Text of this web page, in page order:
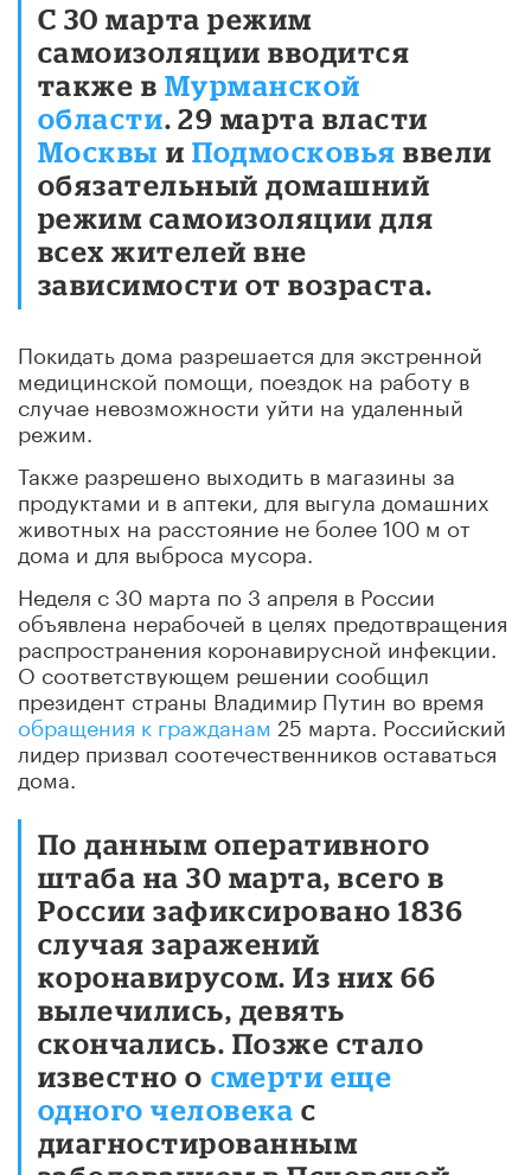
С 30 марта режим
самоизоляции вводится
также в Мурманской
области. 29 марта власти
Москвы и Подмосковья ввели
обязательный домашний
режим самоизоляции для
всех жителей вне
зависимости от возраста.
Покидать дома разрешается для экстренной
медицинской помощи, поездок на работу в
случае невозможности уйти на удаленный
режим.
Также разрешено выходить в магазины за
продуктами и в аптеки, для выгула домашних
животных на расстояние не более 100 м от
дома и для выброса мусора.
Неделя с 30 марта по 3 апреля в России
объявлена нерабочей в целях предотвращения
распространения коронавирусной инфекции.
О соответствующем решении сообщил
президент страны Владимир Путин во время
обращения к гражданам 25 марта. Российский
лидер призвал соотечественников оставаться
дома.
По данным оперативного
штаба на 30 марта, всего в
России зафиксировано 1836
случая заражений
коронавирусом. Из них 66
вылечились, девять
скончались. Позже стало
известно о смерти еще
одного человека с
диагностированным